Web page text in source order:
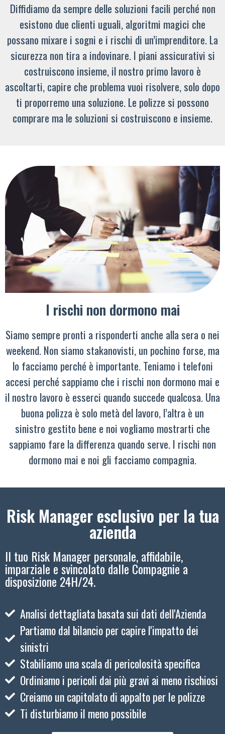
Diffidiamo da sempre delle soluzioni facili perché non
esistono due clienti uguali, algoritmi magici che
possano mixare i sogni e i rischi di un’imprenditore. La
sicurezza non tira a indovinare. I piani assicurativi si
costruiscono insieme, il nostro primo lavoro è
ascoltarti, capire che problema vuoi risolvere, solo dopo
ti proporremo una soluzione. Le polizze si possono
comprare ma le soluzioni si costruiscono e insieme.
I rischi non dormono mai
Siamo sempre pronti a risponderti anche alla sera o nei
weekend. Non siamo stakanovisti, un pochino forse, ma
lo facciamo perché è importante. Teniamo i telefoni
accesi perché sappiamo che i rischi non dormono mai e
il nostro lavoro è esserci quando succede qualcosa. Una
buona polizza è solo metà del lavoro, l’altra è un
sinistro gestito bene e noi vogliamo mostrarti che
sappiamo fare la differenza quando serve. I rischi non
dormono mai e noi gli facciamo compagnia.
Risk Manager esclusivo per la tua
azienda
Il tuo Risk Manager personale, affidabile,
imparziale e svincolato dalle Compagnie a
disposizione 24H/24.
Analisi dettagliata basata sui dati dell'Azienda
Partiamo dal bilancio per capire l'impatto dei
sinistri
Stabiliamo una scala di pericolosità specifica
Ordiniamo i pericoli dai più gravi ai meno rischiosi
Creiamo un capitolato di appalto per le polizze
Ti disturbiamo il meno possibile